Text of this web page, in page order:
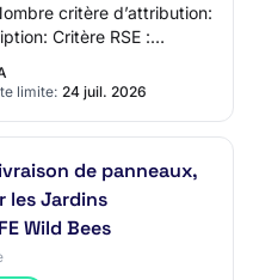
critère d’attribution:
Critère RSE :
limite: 24 juil. 2026
de panneaux,
les Jardins
Wild Bees